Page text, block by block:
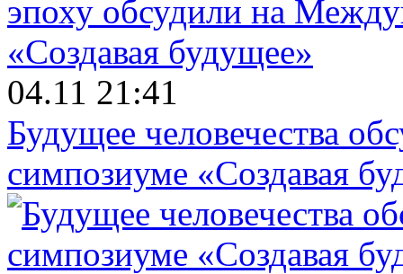
04.11 21:41
Будущее человечества
симпозиуме «Создавая